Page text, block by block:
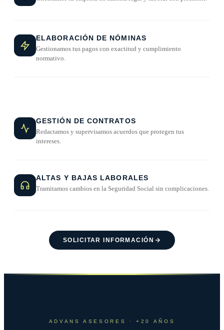
ELABORACIÓN DE NÓMINAS
Gestionamos tus pagos con exactitud y cumplimiento
normativo.
GESTIÓN DE CONTRATOS
Redactamos y supervisamos acuerdos que protegen tus
intereses.
ALTAS Y BAJAS LABORALES
Tramitamos cambios en la Seguridad Social sin complicaciones.
SOLICITAR INFORMACIÓN
ADVANS ASESORES · +20 AÑOS